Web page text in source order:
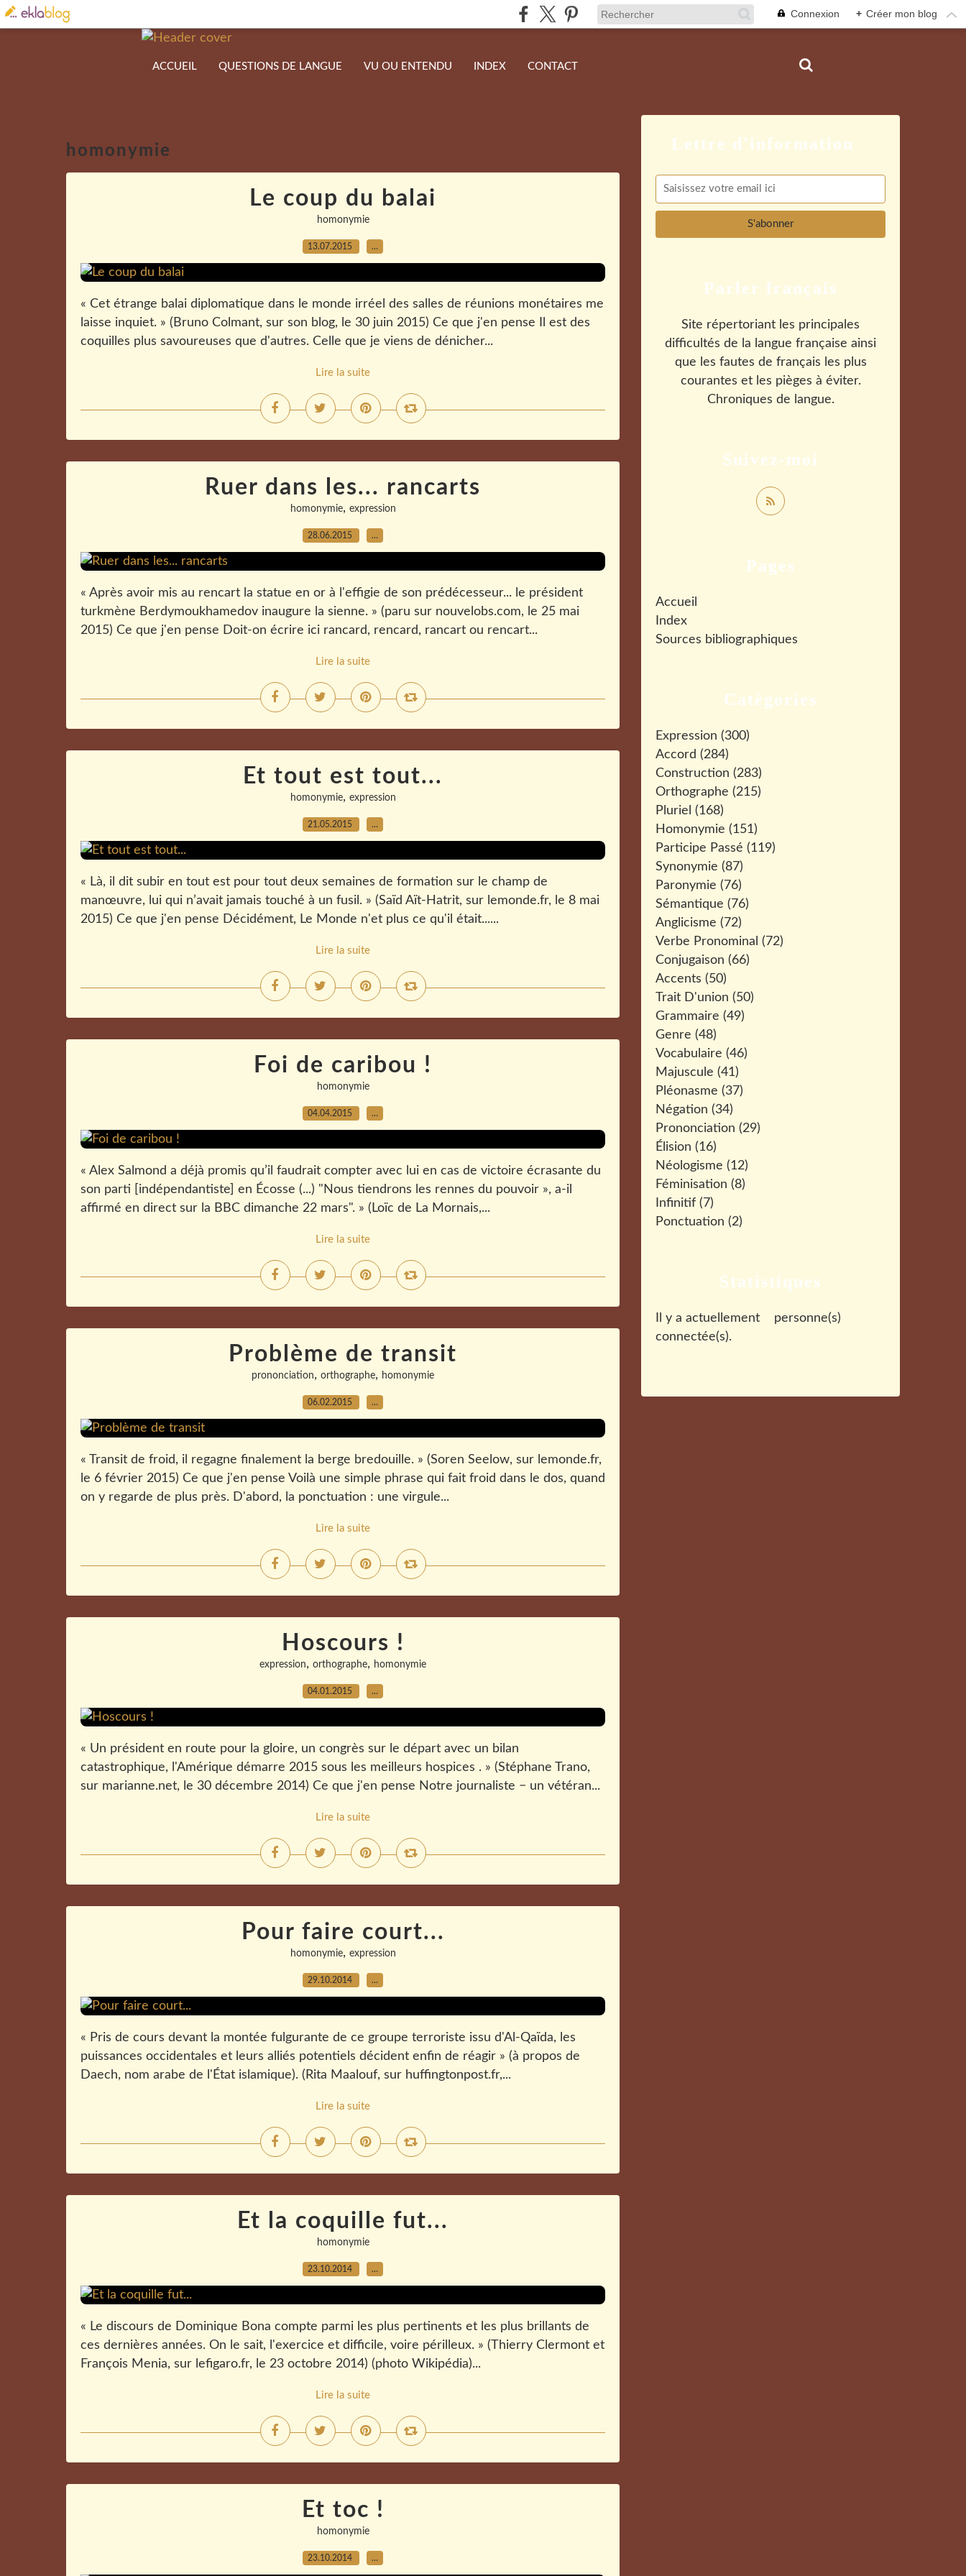
Connexion + Créer mon blog
ACCUEIL QUESTIONS DE LANGUE VU OU ENTENDU INDEX CONTACT
homonymie
Le coup du balai
homonymie
13.07.2015 …
« Cet étrange balai diplomatique dans le monde irréel des salles de réunions monétaires me
laisse inquiet. » (Bruno Colmant, sur son blog, le 30 juin 2015) Ce que j'en pense Il est des
coquilles plus savoureuses que d'autres. Celle que je viens de dénicher...
Lire la suite
Ruer dans les... rancarts
homonymie, expression
28.06.2015 …
« Après avoir mis au rencart la statue en or à l'effigie de son prédécesseur... le président
turkmène Berdymoukhamedov inaugure la sienne. » (paru sur nouvelobs.com, le 25 mai
2015) Ce que j'en pense Doit-on écrire ici rancard, rencard, rancart ou rencart...
Lire la suite
Et tout est tout...
homonymie, expression
21.05.2015 …
« Là, il dit subir en tout est pour tout deux semaines de formation sur le champ de
manœuvre, lui qui n’avait jamais touché à un fusil. » (Saïd Aït-Hatrit, sur lemonde.fr, le 8 mai
2015) Ce que j'en pense Décidément, Le Monde n'et plus ce qu'il était......
Lire la suite
Foi de caribou !
homonymie
04.04.2015 …
« Alex Salmond a déjà promis qu’il faudrait compter avec lui en cas de victoire écrasante du
son parti [indépendantiste] en Écosse (...) "Nous tiendrons les rennes du pouvoir », a-il
affirmé en direct sur la BBC dimanche 22 mars". » (Loïc de La Mornais,...
Lire la suite
Problème de transit
prononciation, orthographe, homonymie
06.02.2015 …
« Transit de froid, il regagne finalement la berge bredouille. » (Soren Seelow, sur lemonde.fr,
le 6 février 2015) Ce que j'en pense Voilà une simple phrase qui fait froid dans le dos, quand
on y regarde de plus près. D'abord, la ponctuation : une virgule...
Lire la suite
Hoscours !
expression, orthographe, homonymie
04.01.2015 …
« Un président en route pour la gloire, un congrès sur le départ avec un bilan
catastrophique, l'Amérique démarre 2015 sous les meilleurs hospices . » (Stéphane Trano,
sur marianne.net, le 30 décembre 2014) Ce que j'en pense Notre journaliste − un vétéran...
Lire la suite
Pour faire court...
homonymie, expression
29.10.2014 …
« Pris de cours devant la montée fulgurante de ce groupe terroriste issu d'Al-Qaïda, les
puissances occidentales et leurs alliés potentiels décident enfin de réagir » (à propos de
Daech, nom arabe de l'État islamique). (Rita Maalouf, sur huffingtonpost.fr,...
Lire la suite
Et la coquille fut...
homonymie
23.10.2014 …
« Le discours de Dominique Bona compte parmi les plus pertinents et les plus brillants de
ces dernières années. On le sait, l'exercice et difficile, voire périlleux. » (Thierry Clermont et
François Menia, sur lefigaro.fr, le 23 octobre 2014) (photo Wikipédia)...
Lire la suite
Et toc !
homonymie
23.10.2014 …
Catégories
Expression (300)
Accord (284)
Construction (283)
Orthographe (215)
Pluriel (168)
Homonymie (151)
Participe Passé (119)
Synonymie (87)
Paronymie (76)
Sémantique (76)
Anglicisme (72)
Verbe Pronominal (72)
Conjugaison (66)
Accents (50)
Trait D'union (50)
Grammaire (49)
Genre (48)
Vocabulaire (46)
Majuscule (41)
Pléonasme (37)
Négation (34)
Prononciation (29)
Élision (16)
Néologisme (12)
Féminisation (8)
Infinitif (7)
Ponctuation (2)
Pages
Accueil
Index
Sources bibliographiques
Suivez-moi
Parler français
Site répertoriant les principales
difficultés de la langue française ainsi
que les fautes de français les plus
courantes et les pièges à éviter.
Chroniques de langue.
Statistiques
Il y a actuellement
personne(s)
connectée(s).